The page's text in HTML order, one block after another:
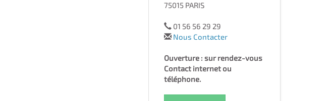
75015 PARIS
01 56 56 29 29
Nous Contacter
Ouverture : sur rendez-vous
Contact internet ou
téléphone.